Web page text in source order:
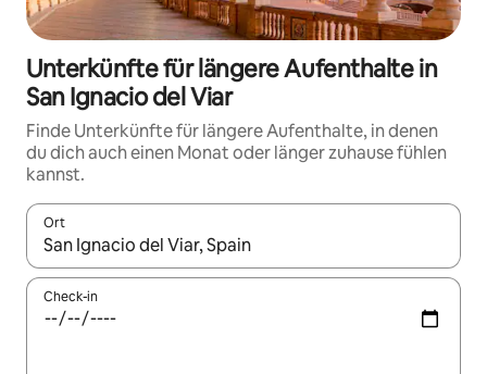
Unterkünfte für längere Aufenthalte in
San Ignacio del Viar
Finde Unterkünfte für längere Aufenthalte, in denen
du dich auch einen Monat oder länger zuhause fühlen
kannst.
Ort
Wenn Ergebnisse verfügbar sind, navigiere mit den
Check-in